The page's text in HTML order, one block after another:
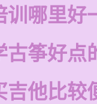
训哪里好
古筝好点
吉他比较